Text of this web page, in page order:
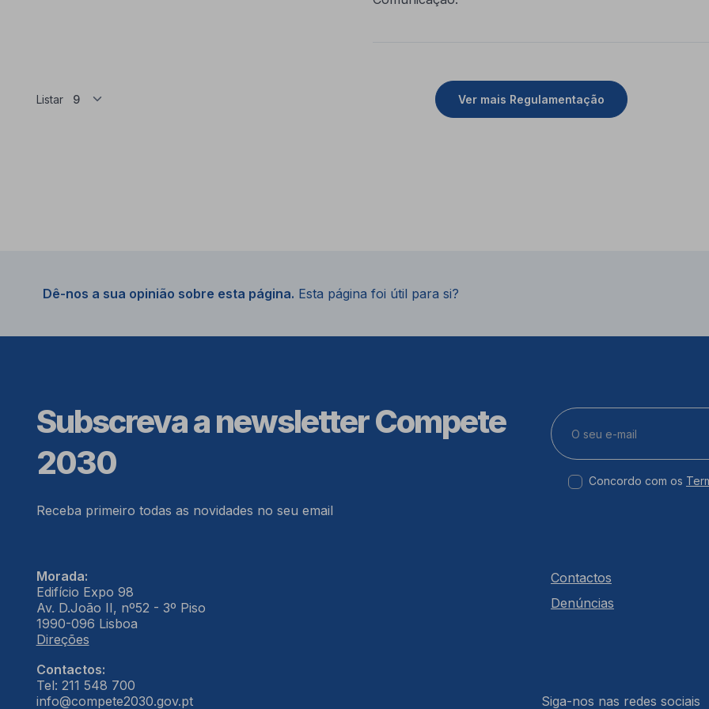
Listar Ver mais Regulamentação
Dê-nos a sua opinião sobre esta página. Esta página foi útil para si?
Subscreva a newsletter Compete
2030
Receba primeiro todas as novidades no seu email
Concordo com os
Morada:
Edifício Expo 98
Av. D.João II, nº52 - 3º Piso
1990-096 Lisboa
Direções
Contactos:
Tel: 211 548 700
info@compete2030.gov.pt
Contactos
Denúncias
Siga-nos nas redes sociais